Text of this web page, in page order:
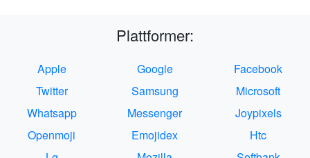
Plattformer:
Apple Google
Facebook
Twitter
Samsung
Microsoft
Whatsapp
Messenger
Joypixels
Openmoji
Emojidex
Htc